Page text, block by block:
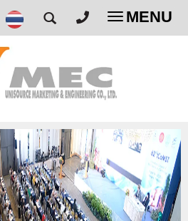
Toggle
MENU